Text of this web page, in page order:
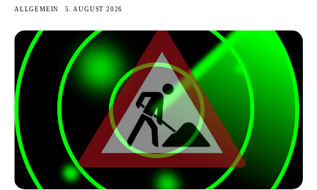
ALLGEMEIN 5. AUGUST 2026